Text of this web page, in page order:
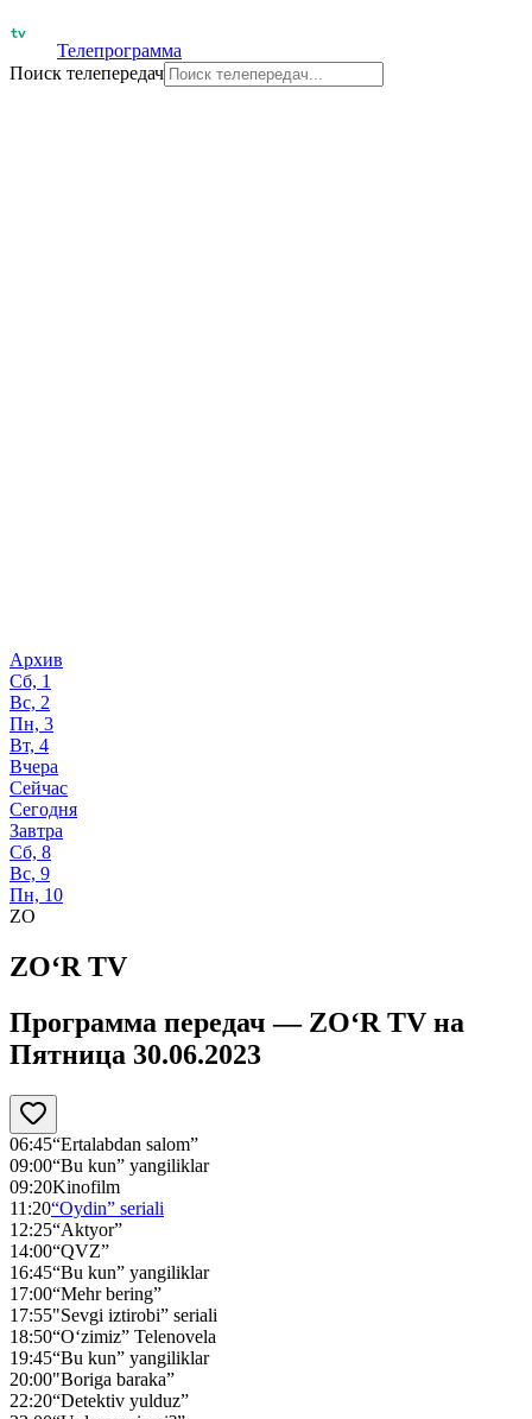
Телепрограмма
Поиск телепередач
Архив
Сб, 1
Вс, 2
Пн, 3
Вт, 4
Вчера
Сейчас
Сегодня
Завтра
Сб, 8
Вс, 9
Пн, 10
ZO
ZO‘R TV
Программа передач — ZO‘R TV на
Пятница 30.06.2023
06:45“Ertalabdan salom”
09:00“Bu kun” yangiliklar
09:20Kinofilm
11:20“Oydin” seriali
12:25“Aktyor”
14:00“QVZ”
16:45“Bu kun” yangiliklar
17:00“Mehr bering”
17:55"Sevgi iztirobi” seriali
18:50“O‘zimiz” Telenovela
19:45“Bu kun” yangiliklar
20:00"Boriga baraka”
22:20“Detektiv yulduz”